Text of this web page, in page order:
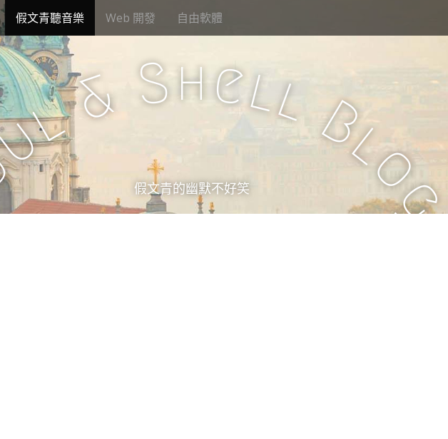
假文青聽音樂 Web 開發 自由軟體
l& Shell B
l
o
假文青的幽默不好笑